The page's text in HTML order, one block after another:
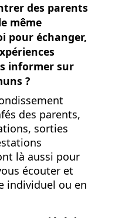
des parents
même
pour échanger,
informer sur
?
des parents,
sorties
là aussi pour
écouter et
individuel ou en